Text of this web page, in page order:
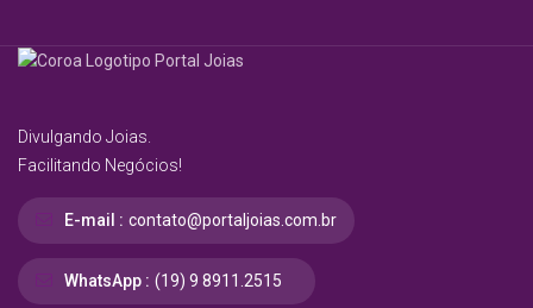
Divulgando Joias.
Facilitando Negócios!
E-mail : contato@portaljoias.com.br
WhatsApp : (19) 9 8911.2515